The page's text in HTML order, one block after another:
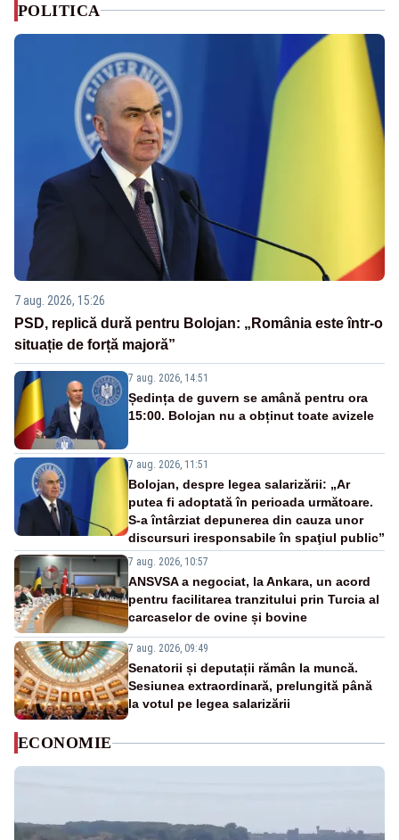
POLITICA
7 aug. 2026, 15:26
PSD, replică dură pentru Bolojan: „România este într-o
situație de forță majoră”
7 aug. 2026, 14:51
Ședința de guvern se amână pentru ora
15:00. Bolojan nu a obținut toate avizele
7 aug. 2026, 11:51
Bolojan, despre legea salarizării: „Ar
putea fi adoptată în perioada următoare.
S-a întârziat depunerea din cauza unor
discursuri iresponsabile în spaţiul public”
7 aug. 2026, 10:57
ANSVSA a negociat, la Ankara, un acord
pentru facilitarea tranzitului prin Turcia al
carcaselor de ovine și bovine
7 aug. 2026, 09:49
Senatorii și deputații rămân la muncă.
Sesiunea extraordinară, prelungită până
la votul pe legea salarizării
ECONOMIE